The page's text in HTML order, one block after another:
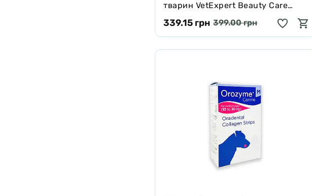
тварин VetExpert Beauty Care
Shampoo для чутливої шкіри 250
339.15 грн 399.00 грн